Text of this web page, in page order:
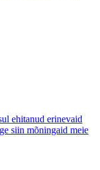
ehitanud erinevaid
siin mõningaid meie